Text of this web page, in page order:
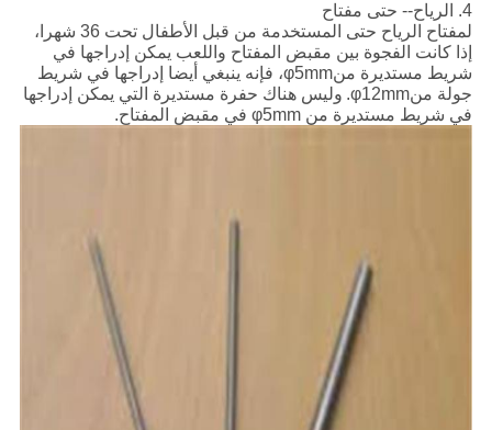
4. الرياح-- حتى مفتاح
لمفتاح الرياح حتى المستخدمة من قبل الأطفال تحت 36 شهرا،
إذا كانت الفجوة بين مقبض المفتاح واللعب يمكن إدراجها في
شريط مستديرة منφ5mm، فإنه ينبغي أيضا إدراجها في شريط
جولة منφ12mm.
وليس هناك حفرة مستديرة التي يمكن إدراجها
في شريط مستديرة من φ5mm في مقبض المفتاح.